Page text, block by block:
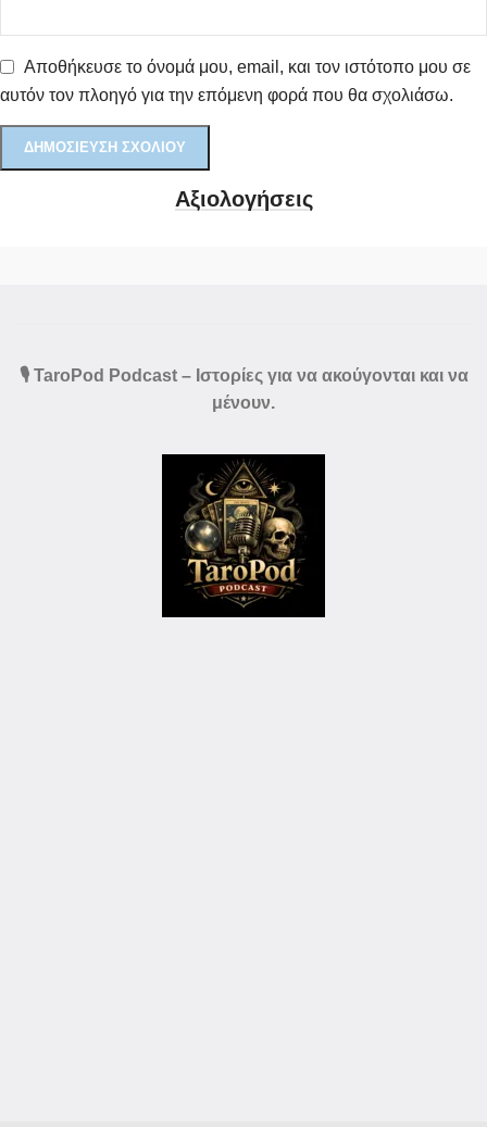
Αποθήκευσε το όνομά μου, email, και τον ιστότοπο μου σε
αυτόν τον πλοηγό για την επόμενη φορά που θα σχολιάσω.
Αξιολογήσεις
🎙️ TaroPod Podcast – Ιστορίες για να ακούγονται και να
μένουν.